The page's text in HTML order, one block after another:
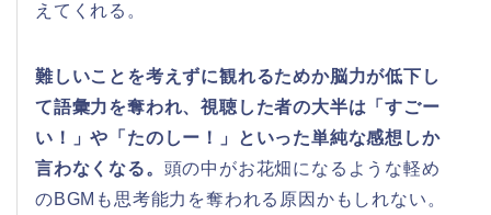
えてくれる。
難しいことを考えずに観れるためか脳力が低下し
て語彙力を奪われ、視聴した者の大半は「すごー
い！」や「たのしー！」といった単純な感想しか
言わなくなる。 頭の中がお花畑になるような軽め
のBGMも思考能力を奪われる原因かもしれない。